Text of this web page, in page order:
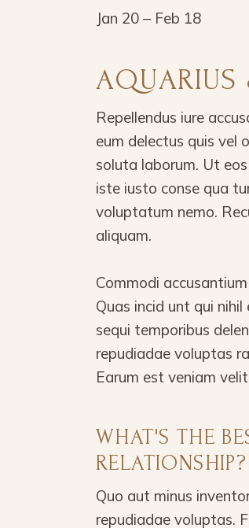
Jan 20 – Feb 18
AQUARIUS
Repellendus iure
eum delectus quis vel
soluta laborum. Ut
iste iusto conse qua
voluptatum nemo.
aliquam.
Commodi
Quas incid unt qui
sequi temporibus
repudiadae voluptas
Earum est veniam
WHAT'S THE
RELATIONSHIP?
Quo aut minus
repudiadae voluptas.